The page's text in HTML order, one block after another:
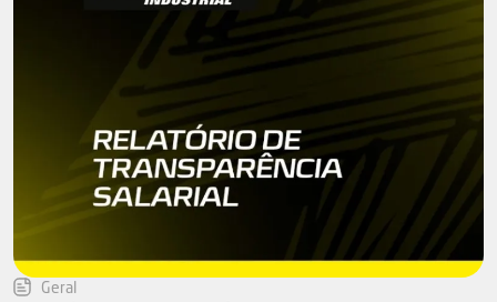
Geral